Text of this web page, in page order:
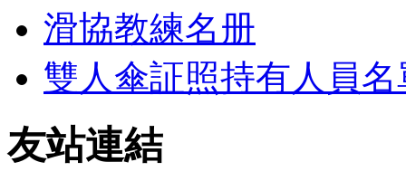
滑協教練名册
雙人傘証照持有人員名
友站連結